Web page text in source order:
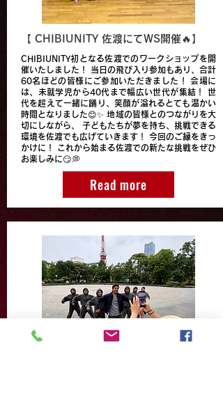
【 CHIBIUNITY 佐渡にてWS開催🔥】
CHIBIUNITY初となる佐渡でのワークショップを開
催いたしました！ 当日の飛び入り参加もあり、合計
60名ほどの皆様にご参加いただきました！ 会場に
は、未就学児から40代まで幅広い世代が集結！ 世
代を超えて一緒に踊り、笑顔が溢れるとても温かい
時間となりました😊✨ 地域の皆様とのつながりを大
切にしながら、 子どもたちが夢を持ち、挑戦できる
環境を佐渡でも広げていきます！ 今回のご縁をきっ
かけに！ これから始まる佐渡での新たな挑戦をぜひ
お楽しみに😏💭
Read more